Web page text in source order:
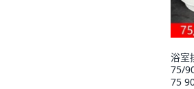
浴室
75/
75